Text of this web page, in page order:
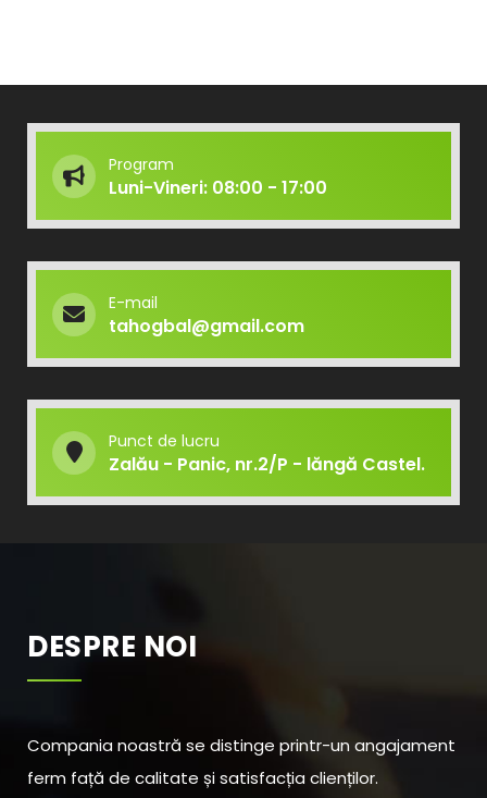
Program
Luni-Vineri: 08:00 - 17:00
E-mail
tahogbal@gmail.com
Punct de lucru
Zalău - Panic, nr.2/P - lăngă Castel.
DESPRE NOI
Compania noastră se distinge printr-un angajament
ferm față de calitate și satisfacția clienților.